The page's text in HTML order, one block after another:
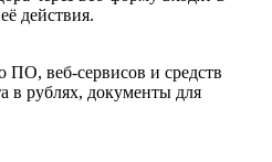
действия.
ПО, веб-сервисов и средств
рублях, документы для